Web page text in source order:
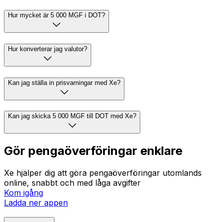
Hur mycket är 5 000 MGF i DOT?
Hur konverterar jag valutor?
Kan jag ställa in prisvarningar med Xe?
Kan jag skicka 5 000 MGF till DOT med Xe?
Gör pengaöverföringar enklare
Xe hjälper dig att göra pengaöverföringar utomlands
online, snabbt och med låga avgifter
Kom igång
Ladda ner appen